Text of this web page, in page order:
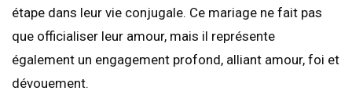
étape dans leur vie conjugale. Ce mariage ne fait pas
que officialiser leur amour, mais il représente
également un engagement profond, alliant amour, foi et
dévouement.